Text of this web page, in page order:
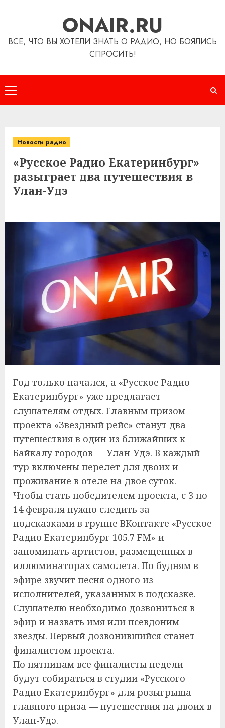
ONAIR.RU
ВСЕ, ЧТО ВЫ ХОТЕЛИ ЗНАТЬ О РАДИО, НО БОЯЛИСЬ
СПРОСИТЬ!
Основное
меню
Новости радио
«Русское Радио Екатеринбург»
разыграет два путешествия в
Улан-Удэ
Год только начался, а «Русское Радио
Екатеринбург» уже предлагает
слушателям отдых. Главным призом
проекта «Звездный рейс» станут два
путешествия в один из ближайших к
Байкалу городов — Улан-Удэ. В каждый
тур включены перелет для двоих и
проживание в отеле на двое суток.
Чтобы стать победителем проекта, с 3 по
14 февраля нужно следить за
подсказками в группе ВКонтакте «Русское
Радио Екатеринбург 105.7 FM» и
запоминать артистов, размещенных в
иллюминаторах самолета. По будням в
эфире звучит песня одного из
исполнителей, указанных в подсказке.
Слушателю необходимо дозвониться в
эфир и назвать имя или псевдоним
звезды. Первый дозвонившийся станет
финалистом проекта.
По пятницам все финалисты недели
будут собираться в студии «Русского
Радио Екатеринбург» для розыгрыша
главного приза — путешествия на двоих в
Улан-Удэ.